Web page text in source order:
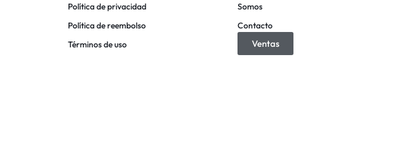
Política de privacidad
Política de reembolso
Términos de uso
Somos
Contacto
Ventas